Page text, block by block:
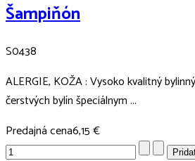
Šampiňón
S0438
ALERGIE, KOŽA : Vysoko kvalitný
čerstvých bylín špeciálnym ...
Predajná cena6,15 €